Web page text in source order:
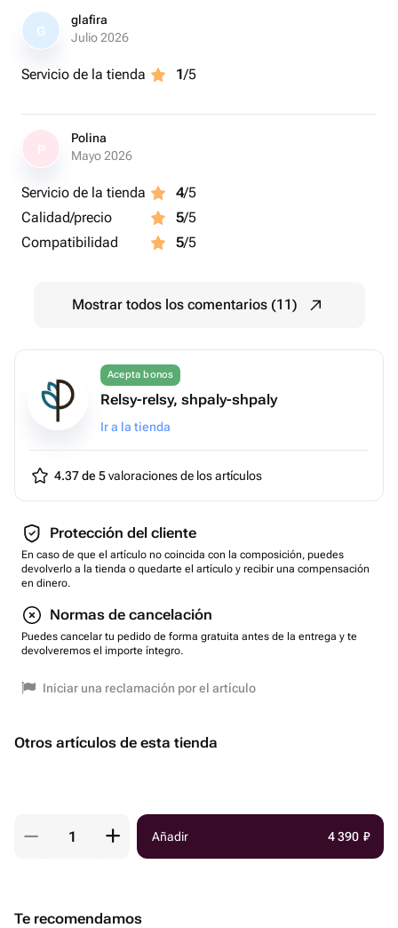
G
glafira
Julio 2026
Servicio de la tienda 1/5
Polina
Mayo 2026
Servicio de la tienda 4/5
Calidad/precio
5/5
Compatibilidad
5/5
Mostrar todos los comentarios (11)
Acepta bonos
Relsy-relsy, shpaly-shpaly
Ir a la tienda
4.37 de 5valoraciones de los artículos
Protección del cliente
En caso de que el artículo no coincida con la composición, puedes
devolverlo a la tienda o quedarte el artículo y recibir una compensación
en dinero.
Normas de cancelación
Puedes cancelar tu pedido de forma gratuita antes de la entrega y te
devolveremos el importe íntegro.
Iniciar una reclamación por el artículo
Otros artículos de esta tienda
Añadir 4 390 ₽
Te recomendamos